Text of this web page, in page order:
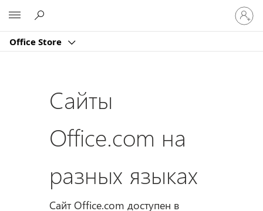
Office Store
в
Сайты
Office.com на
разных языках
Сайт Office.com доступен в